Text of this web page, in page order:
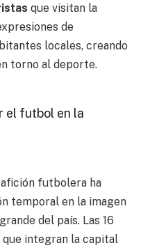
que visitan la
de
locales, creando
torno al deporte.
el futbol en la
futbolera ha
temporal en la imagen
del país. Las 16
integran la capital